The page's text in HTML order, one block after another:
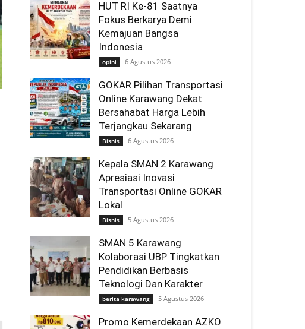
HUT RI Ke-81 Saatnya
Fokus Berkarya Demi
Kemajuan Bangsa
Indonesia
opini 6 Agustus 2026
GOKAR Pilihan Transportasi
Online Karawang Dekat
Bersahabat Harga Lebih
Terjangkau Sekarang
Bisnis 6 Agustus 2026
Kepala SMAN 2 Karawang
Apresiasi Inovasi
Transportasi Online GOKAR
Lokal
Bisnis 5 Agustus 2026
SMAN 5 Karawang
Kolaborasi UBP Tingkatkan
Pendidikan Berbasis
Teknologi Dan Karakter
berita karawang 5 Agustus 2026
Promo Kemerdekaan AZKO